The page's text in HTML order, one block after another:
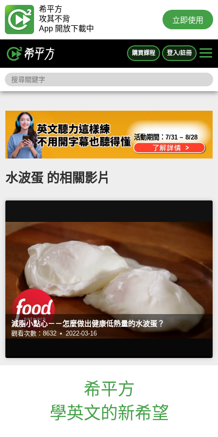
希平方
攻其不背
App 開放下載中
立即使用
購買課程 登入/註冊
活動期間：7/31 ~ 8/28
水波蛋 的相關影片
減脂小點心－－怎麼做出健康低熱量的水波蛋？
觀看次數：8632 • 2022-03-16
希平方
學英文的新希望